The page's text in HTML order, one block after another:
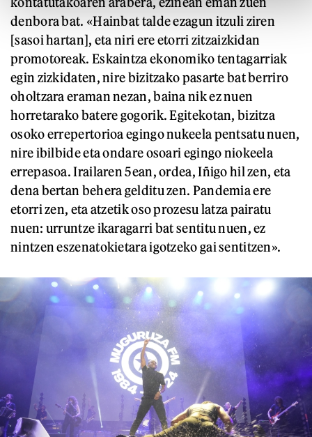
denbora bat. «Hainbat talde ezagun itzuli ziren
[sasoi hartan], eta niri ere etorri zitzaizkidan
promotoreak. Eskaintza ekonomiko tentagarriak
egin zizkidaten, nire bizitzako pasarte bat berriro
oholtzara eraman nezan, baina nik ez nuen
horretarako batere gogorik. Egitekotan, bizitza
osoko errepertorioa egingo nukeela pentsatu nuen,
nire ibilbide eta ondare osoari egingo niokeela
errepasoa. Irailaren 5ean, ordea, Iñigo hil zen, eta
dena bertan behera gelditu zen. Pandemia ere
etorri zen, eta atzetik oso prozesu latza pairatu
nuen: urruntze ikaragarri bat sentitu nuen, ez
nintzen eszenatokietara igotzeko gai sentitzen».